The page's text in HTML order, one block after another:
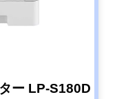
ー LP-S180D